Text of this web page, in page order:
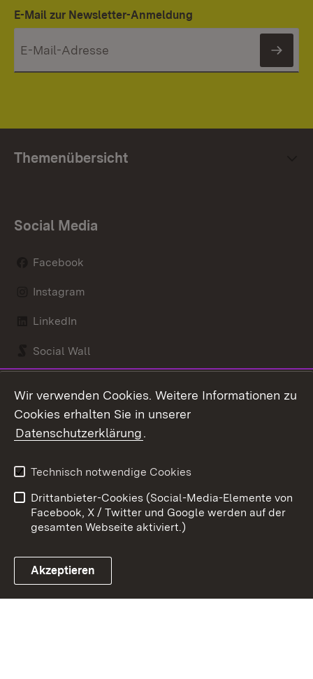
E-Mail zur Newsletter-Anmeldung
Themenübersicht
Social Media
Facebook
Instagram
LinkedIn
Social Wall
Link zum Landesportal
Kontakt
Barrierefreiheit
Impressum
Cookies
Wir verwenden Cookies. Weitere Informationen zu
Cookies erhalten Sie in unserer
Datenschutzerklärung.
Technisch notwendige Cookies
Drittanbieter-Cookies (Social-Media-Elemente von
Facebook, X / Twitter und Google werden auf der
gesamten Webseite aktiviert.)
Akzeptieren